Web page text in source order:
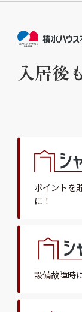
入居後
ポイントを
に！
設備故障時